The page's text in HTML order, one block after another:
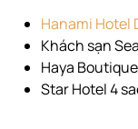
Hanami Hotel
Khách sạn
Haya
Star Hotel 4